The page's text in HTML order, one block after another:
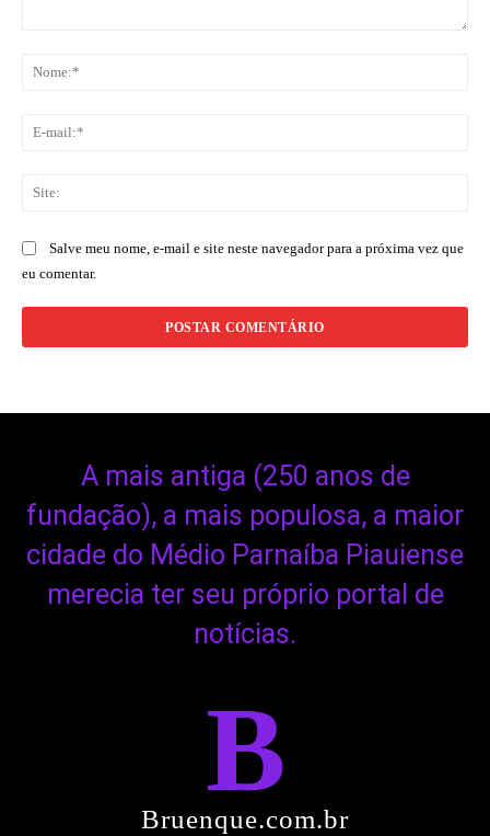
Salve meu nome, e-mail e site neste navegador para a próxima vez que
eu comentar.
A mais antiga (250 anos de
fundação), a mais populosa, a maior
cidade do Médio Parnaíba Piauiense
merecia ter seu próprio portal de
notícias.
B
Bruenque.com.br